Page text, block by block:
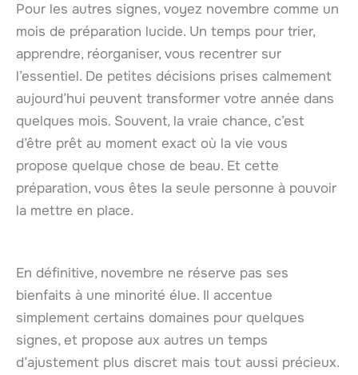
Pour les autres signes, voyez novembre comme un
mois de préparation lucide. Un temps pour trier,
apprendre, réorganiser, vous recentrer sur
l’essentiel. De petites décisions prises calmement
aujourd’hui peuvent transformer votre année dans
quelques mois. Souvent, la vraie chance, c’est
d’être prêt au moment exact où la vie vous
propose quelque chose de beau. Et cette
préparation, vous êtes la seule personne à pouvoir
la mettre en place.
En définitive, novembre ne réserve pas ses
bienfaits à une minorité élue. Il accentue
simplement certains domaines pour quelques
signes, et propose aux autres un temps
d’ajustement plus discret mais tout aussi précieux.